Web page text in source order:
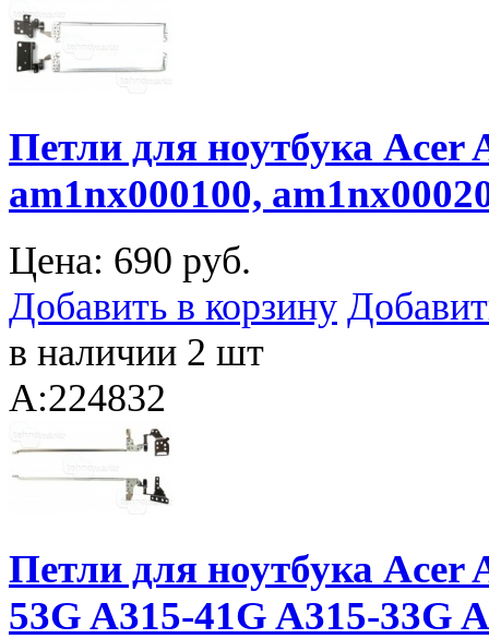
Петли для ноутбука Acer
am1nx000100,
Цена: 690 руб.
Добавить в корзину
в наличии 2 шт
A:224832
Петли для ноутбука Acer
53G A315-41G A315-33G